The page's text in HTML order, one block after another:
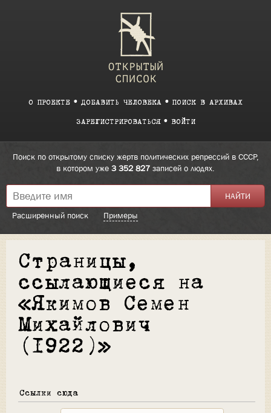
О ПРОЕКТЕ ДОБАВИТЬ ЧЕЛОВЕКА ПОИСК В АРХИВАХ
ЗАРЕГИСТРИРОВАТЬСЯ ВОЙТИ
Поиск по открытому списку жертв политических репрессий в СССР,
в котором уже 3 352 827 записей о людях.
Расширенный поиск Примеры
Страницы,
ссылающиеся на
«Якимов Семен
Михайлович
(1922)»
Ссылки сюда